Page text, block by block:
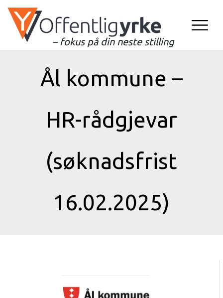
– fokus på din neste stilling
Ål kommune –
HR-rådgjevar
(søknadsfrist
16.02.2025)